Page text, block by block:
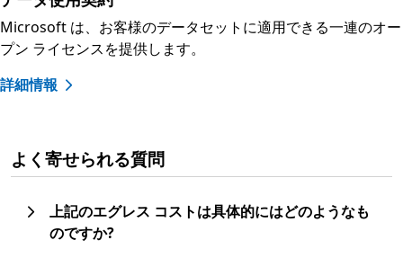
Microsoft は、お客様のデータセットに適用できる一連のオー
プン ライセンスを提供します。
詳細情報
よく寄せられる質問
上記のエグレス コストは具体的にはどのようなも
のですか?